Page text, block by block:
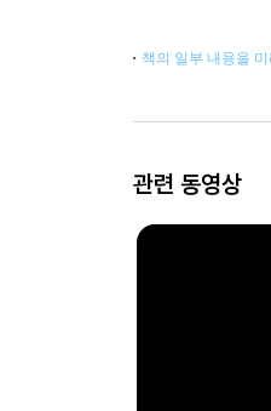
책의 일부 내용을
관련 동영상